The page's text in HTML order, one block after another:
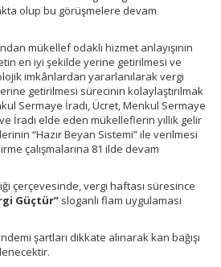
olup bu görüşmelere devam
mükellef odaklı hizmet anlayışının
en iyi şekilde yerine getirilmesi ve
imkânlardan yararlanılarak vergi
getirilmesi sürecinin kolaylaştırılmak
Sermaye İradı, Ücret, Menkul Sermaye
İradı elde eden mükelleflerin yıllık gelir
“Hazır Beyan Sistemi” ile verilmesi
çalışmalarına 81 ilde devam
çerçevesinde, vergi haftası süresince
Güçtür” sloganlı flam uygulaması
şartları dikkate alınarak kan bağışı